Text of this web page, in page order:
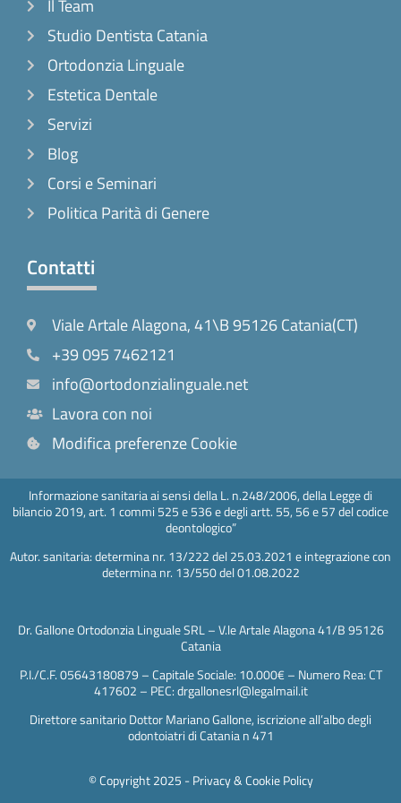
Il Team
Studio Dentista Catania
Ortodonzia Linguale
Estetica Dentale
Servizi
Blog
Corsi e Seminari
Politica Parità di Genere
Contatti
Viale Artale Alagona, 41\B 95126 Catania(CT)
+39 095 7462121
info@ortodonzialinguale.net
Lavora con noi
Modifica preferenze Cookie
Informazione sanitaria ai sensi della L. n.248/2006, della Legge di
bilancio 2019, art. 1 commi 525 e 536 e degli artt. 55, 56 e 57 del codice
deontologico”
Autor. sanitaria: determina nr. 13/222 del 25.03.2021 e integrazione con
determina nr. 13/550 del 01.08.2022
Dr. Gallone Ortodonzia Linguale SRL – V.le Artale Alagona 41/B 95126
Catania
P.I./C.F. 05643180879 – Capitale Sociale: 10.000€ – Numero Rea: CT
417602 – PEC: drgallonesrl@legalmail.it
Direttore sanitario Dottor Mariano Gallone, iscrizione all’albo degli
odontoiatri di Catania n 471
© Copyright 2025 -Privacy & Cookie Policy